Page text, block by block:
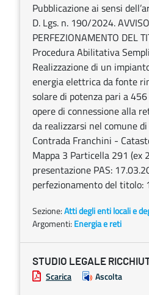
Pubblicazione ai sensi
D. Lgs. n. 190/2024.
PERFEZIONAMENTO DEL
Procedura Abilitativa
Realizzazione di un
energia elettrica da fonte
solare di potenza pari a
opere di connessione alla
da realizzarsi nel comune
Contrada Franchini -
Mappa 3 Particella 291 (ex
presentazione PAS:
perfezionamento del titolo:
Sezione:Atti degli enti locali e
Argomenti: Energia e reti
STUDIO LEGALE
Scarica Ascolta